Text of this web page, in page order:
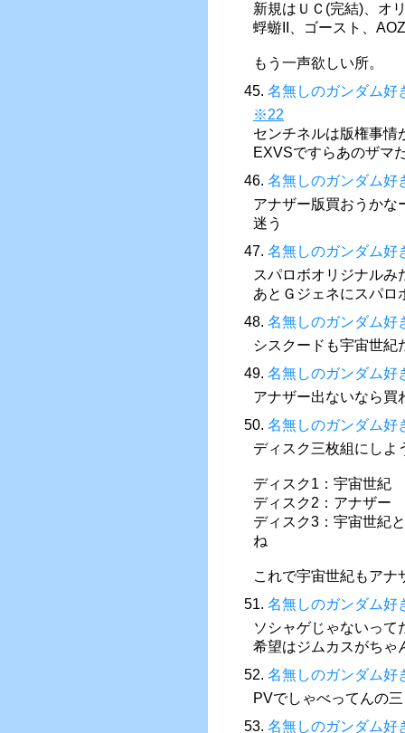
新規はＵＣ(完結)、オ
蜉蝣II、ゴースト、
もう一声欲しい所。
45. 名無しのガンダム好
※22
センチネルは版権事
EXVSですらあのザマ
46. 名無しのガンダム好
アナザー版買おうか
迷う
47. 名無しのガンダム好
スパロボオリジナルみ
あとＧジェネにスパロ
48. 名無しのガンダム好
シスクードも宇宙世
49. 名無しのガンダム好
アナザー出ないなら買
50. 名無しのガンダム好
ディスク三枚組にしよ
ディスク1：宇宙世紀
ディスク2：アナザー
ディスク3：宇宙世紀
ね
これで宇宙世紀もアナ
51. 名無しのガンダム好
ソシャゲじゃないって
希望はジムカスがちゃ
52. 名無しのガンダム好
PVでしゃべってんの
53. 名無しのガンダム好